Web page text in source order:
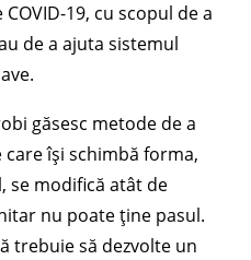
19, cu scopul de a
de a ajuta sistemul
găsesc metode de a
își schimbă forma,
se modifică atât de
nu poate ține pasul.
trebuie să dezvolte un